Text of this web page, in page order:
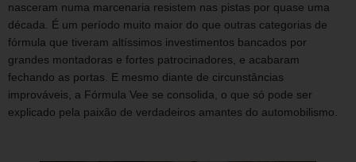
nasceram numa marcenaria resistem nas pistas por quase uma
década. É um período muito maior do que outras categorias de
fórmula que tiveram altíssimos investimentos bancados por
grandes montadoras e fortes patrocinadores, e acabaram
fechando as portas. E mesmo diante de circunstâncias
improváveis, a Fórmula Vee se consolida, o que só pode ser
explicado pela paixão de verdadeiros amantes do automobilismo.